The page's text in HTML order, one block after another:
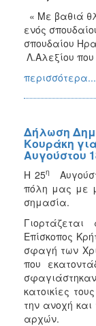
« Με βαθιά
ενός
σπουδαίου
Λ.Αλεξίου
περισσότερα...
Δήλωση
Κουράκη
Αυγούστου
Η 25η
πόλη μας με
σημασία.
Γιορτάζεται
Επίσκοπος
σφαγή των
που
κατοικίες
την ανοχή
αρχών.